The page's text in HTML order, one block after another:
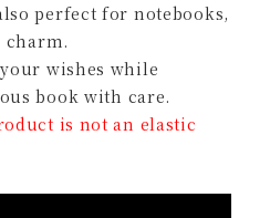
perfect for notebooks,
charm.
wishes while
book with care.
is not an elastic